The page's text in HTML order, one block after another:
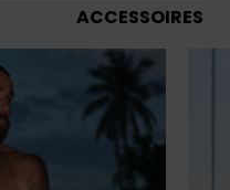
ACCESSOIRES